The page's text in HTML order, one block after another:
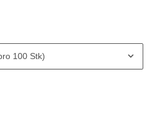
100 Stk)